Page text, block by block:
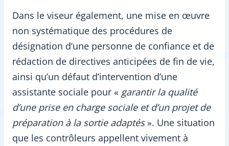
Dans le viseur également, une mise en œuvre
non systématique des procédures de
désignation d’une personne de confiance et de
rédaction de directives anticipées de fin de vie,
ainsi qu’un défaut d’intervention d’une
assistante sociale pour « garantir la qualité
d’une prise en charge sociale et d’un projet de
préparation à la sortie adaptés ». Une situation
que les contrôleurs appellent vivement à